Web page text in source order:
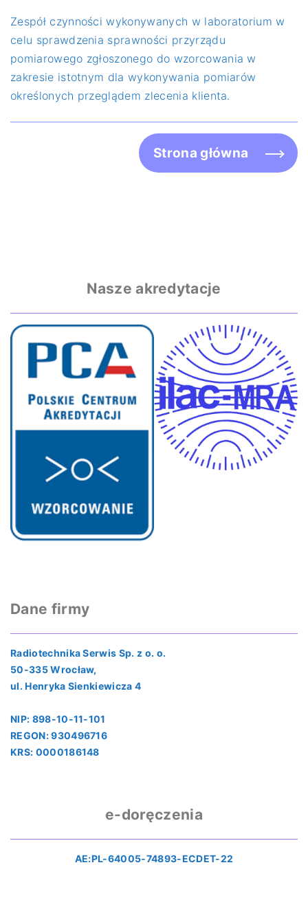
Zespół czynności wykonywanych w laboratorium w
celu sprawdzenia sprawności przyrządu
pomiarowego zgłoszonego do wzorcowania w
zakresie istotnym dla wykonywania pomiarów
określonych przeglądem zlecenia klienta.
Strona główna
Nasze akredytacje
Dane firmy
Radiotechnika Serwis Sp. z o. o.
50-335 Wrocław,
ul. Henryka Sienkiewicza 4
NIP: 898-10-11-101
REGON: 930496716
KRS: 0000186148
e-doręczenia
AE:PL-64005-74893-ECDET-22